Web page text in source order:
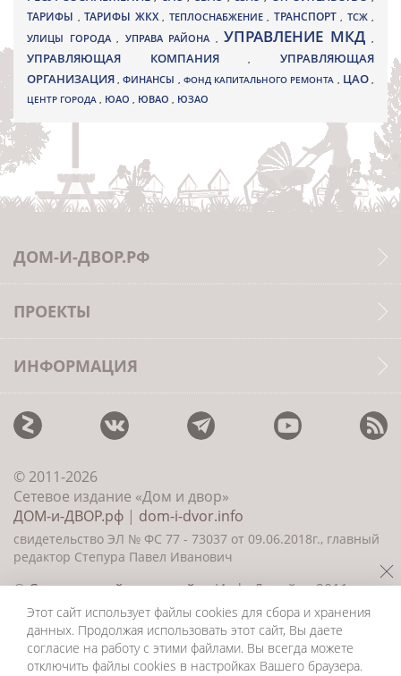
ТАРИФЫ , ТАРИФЫ ЖКХ , ТЕПЛОСНАБЖЕНИЕ , ТРАНСПОРТ , ТСЖ ,
УЛИЦЫ ГОРОДА , УПРАВА РАЙОНА , УПРАВЛЕНИЕ МКД ,
УПРАВЛЯЮЩАЯ КОМПАНИЯ,УПРАВЛЯЮЩАЯ
ОРГАНИЗАЦИЯ,ФИНАНСЫ , ФОНД КАПИТАЛЬНОГО РЕМОНТА , ЦАО,
ЦЕНТР ГОРОДА , ЮАО , ЮВАО , ЮЗАО
ДОМ-И-ДВОР.РФ
ПРОЕКТЫ
ИНФОРМАЦИЯ
© 2011-2026
Сетевое издание «Дом и двор»
ДОМ-и-ДВОР.рф | dom-i-dvor.info
свидетельство ЭЛ № ФС 77 - 73037 от 09.06.2018г., главный
редактор Степура Павел Иванович
©Создание сайта и дизайн«ИнфоДизайн» 2011—
2026
Этот сайт использует файлы cookies для сбора и хранения
данных. Продолжая использовать этот сайт, Вы даете
согласие на работу с этими файлами. Вы всегда можете
отключить файлы cookies в настройках Вашего браузера.